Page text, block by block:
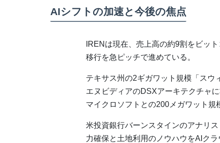
AIシフトの加速と今後の焦点
IRENは現在、売上高の約9割をビッ
移行を急ピッチで進めている。
テキサス州の2ギガワット規模「スウ
エヌビディアのDSXアーキテクチャ
マイクロソフトとの200メガワット規
米投資銀行バーンスタインのアナリ
力確保と土地利用のノウハウをAIク